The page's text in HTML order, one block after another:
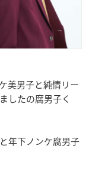
美男子と純情リー
したの腐男子く
年下ノンケ腐男子